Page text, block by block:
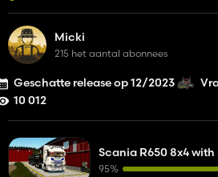
Micki
215 het aantal abonnees
Geschatte release op 12/2023
10 012
Scania R650 8x4
95%